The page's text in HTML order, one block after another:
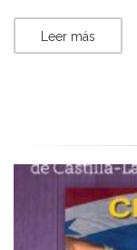
Leer más